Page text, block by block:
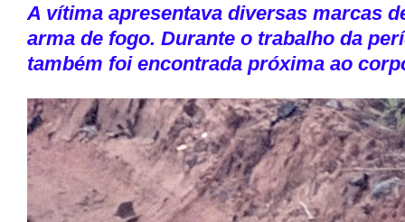
A vítima apresentava diversas marcas
arma de fogo. Durante o trabalho da
também foi encontrada próxima ao